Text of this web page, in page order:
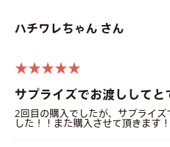
ハチワレちゃん さん
★★★★★
サプライズでお渡ししてと
2回目の購入でしたが、サプライ
した！！また購入させて頂きます！